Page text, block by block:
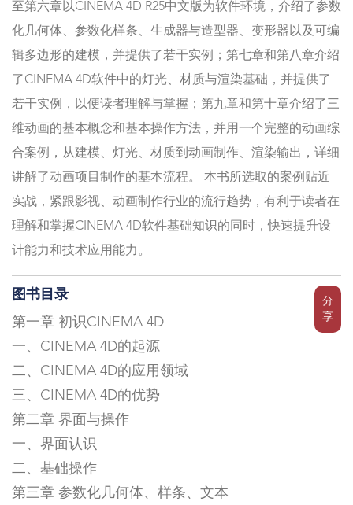
分
享
至第六章以CINEMA 4D R25中文版为软件环境，介绍了参数
化几何体、参数化样条、生成器与造型器、变形器以及可编
辑多边形的建模，并提供了若干实例；第七章和第八章介绍
了CINEMA 4D软件中的灯光、材质与渲染基础，并提供了
若干实例，以便读者理解与掌握；第九章和第十章介绍了三
维动画的基本概念和基本操作方法，并用一个完整的动画综
合案例，从建模、灯光、材质到动画制作、渲染输出，详细
讲解了动画项目制作的基本流程。 本书所选取的案例贴近
实战，紧跟影视、动画制作行业的流行趋势，有利于读者在
理解和掌握CINEMA 4D软件基础知识的同时，快速提升设
计能力和技术应用能力。
图书目录
第一章 初识CINEMA 4D
一、CINEMA 4D的起源
二、CINEMA 4D的应用领域
三、CINEMA 4D的优势
第二章 界面与操作
一、界面认识
二、基础操作
第三章 参数化几何体、样条、文本